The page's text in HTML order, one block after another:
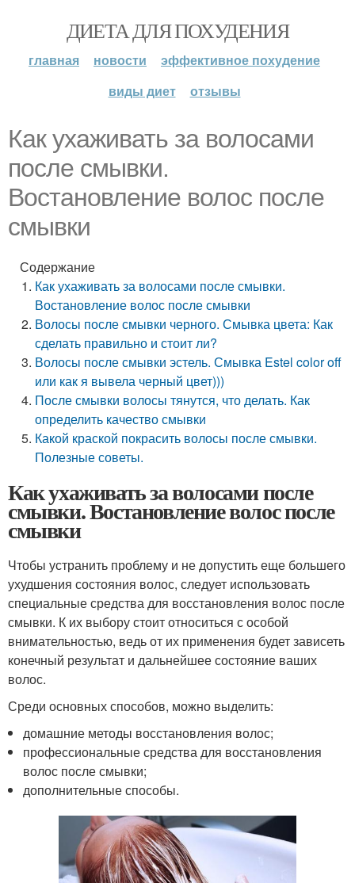
ДИЕТА ДЛЯ ПОХУДЕНИЯ
главная новости
эффективное похудение
виды диет
отзывы
Как ухаживать за волосами
после смывки.
Востановление волос после
смывки
Содержание
Как ухаживать за волосами после смывки.
Востановление волос после смывки
Волосы после смывки черного. Смывка цвета: Как
сделать правильно и стоит ли?
Волосы после смывки эстель. Смывка Estel color off
или как я вывела черный цвет)))
После смывки волосы тянутся, что делать. Как
определить качество смывки
Какой краской покрасить волосы после смывки.
Полезные советы.
Как ухаживать за волосами после
смывки. Востановление волос после
смывки
Чтобы устранить проблему и не допустить еще большего
ухудшения состояния волос, следует использовать
специальные средства для восстановления волос после
смывки. К их выбору стоит относиться с особой
внимательностью, ведь от их применения будет зависеть
конечный результат и дальнейшее состояние ваших
волос.
Среди основных способов, можно выделить:
домашние методы восстановления волос;
профессиональные средства для восстановления
волос после смывки;
дополнительные способы.